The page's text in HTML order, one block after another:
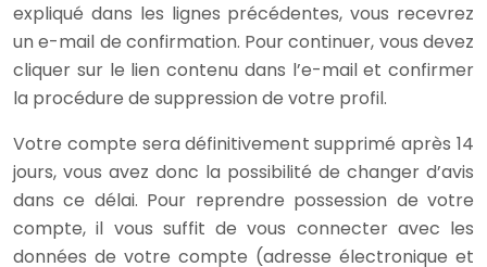
expliqué dans les lignes précédentes, vous recevrez
un e-mail de confirmation. Pour continuer, vous devez
cliquer sur le lien contenu dans l’e-mail et confirmer
la procédure de suppression de votre profil.
Votre compte sera définitivement supprimé après 14
jours, vous avez donc la possibilité de changer d’avis
dans ce délai. Pour reprendre possession de votre
compte, il vous suffit de vous connecter avec les
données de votre compte (adresse électronique et